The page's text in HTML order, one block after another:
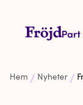
Hem Nyheter